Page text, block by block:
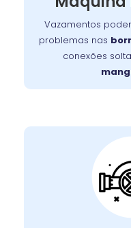
Vazamentos
problemas nas
conexões
. Além de
lava e seca
,
vazamentos
piso e aumentar
Válvula
de
A válvula de
lava e